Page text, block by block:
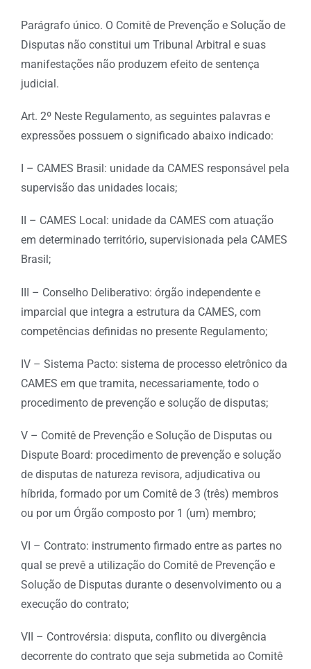
Parágrafo único. O Comitê de Prevenção e Solução de
Disputas não constitui um Tribunal Arbitral e suas
manifestações não produzem efeito de sentença
judicial.
Art. 2º Neste Regulamento, as seguintes palavras e
expressões possuem o significado abaixo indicado:
I – CAMES Brasil: unidade da CAMES responsável pela
supervisão das unidades locais;
II – CAMES Local: unidade da CAMES com atuação
em determinado território, supervisionada pela CAMES
Brasil;
III – Conselho Deliberativo: órgão independente e
imparcial que integra a estrutura da CAMES, com
competências definidas no presente Regulamento;
IV – Sistema Pacto: sistema de processo eletrônico da
CAMES em que tramita, necessariamente, todo o
procedimento de prevenção e solução de disputas;
V – Comitê de Prevenção e Solução de Disputas ou
Dispute Board: procedimento de prevenção e solução
de disputas de natureza revisora, adjudicativa ou
híbrida, formado por um Comitê de 3 (três) membros
ou por um Órgão composto por 1 (um) membro;
VI – Contrato: instrumento firmado entre as partes no
qual se prevê a utilização do Comitê de Prevenção e
Solução de Disputas durante o desenvolvimento ou a
execução do contrato;
VII – Controvérsia: disputa, conflito ou divergência
decorrente do contrato que seja submetida ao Comitê